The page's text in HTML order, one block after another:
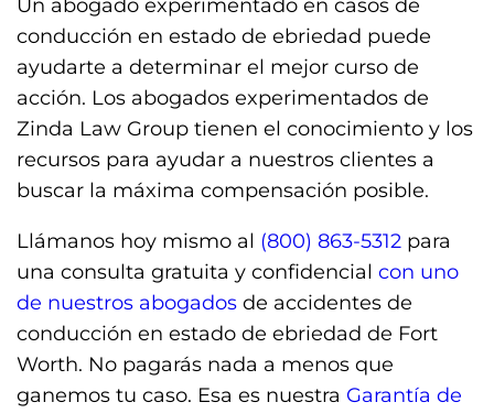
Un abogado experimentado en casos de
conducción en estado de ebriedad puede
ayudarte a determinar el mejor curso de
acción. Los abogados experimentados de
Zinda Law Group tienen el conocimiento y los
recursos para ayudar a nuestros clientes a
buscar la máxima compensación posible.
Llámanos hoy mismo al (800) 863-5312 para
una consulta gratuita y confidencial con uno
de nuestros abogados de accidentes de
conducción en estado de ebriedad de Fort
Worth. No pagarás nada a menos que
ganemos tu caso. Esa es nuestra Garantía de